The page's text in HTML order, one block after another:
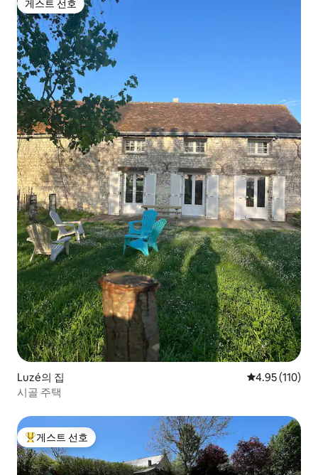
게스트 선호
게스트 선호
Luzé의 집 평점 4.95점(5
4.95 (110)
시골 주택
상위 게스트 선호
게스트 선호